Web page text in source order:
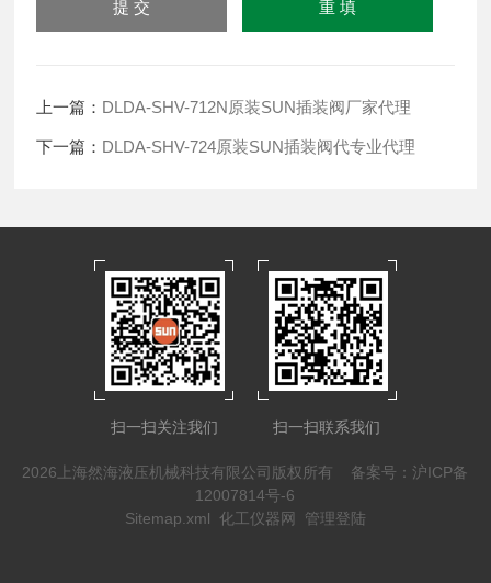
上一篇： DLDA-SHV-712N原装SUN插装阀厂家代理
下一篇： DLDA-SHV-724原装SUN插装阀代专业代理
扫一扫关注我们 扫一扫联系我们
2026上海然海液压机械科技有限公司版权所有 备案号：沪ICP备
12007814号-6
Sitemap.xml 化工仪器网 管理登陆